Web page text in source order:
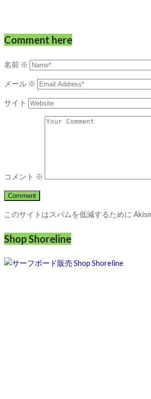
Comment here
名前 ※
メール ※
サイト
コメント ※
このサイトはスパムを低減するために
Shop Shoreline